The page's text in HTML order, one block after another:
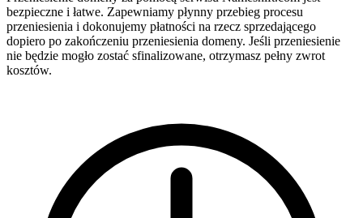
bezpieczne i łatwe. Zapewniamy płynny przebieg procesu
przeniesienia i dokonujemy płatności na rzecz sprzedającego
dopiero po zakończeniu przeniesienia domeny. Jeśli przeniesienie
nie będzie mogło zostać sfinalizowane, otrzymasz pełny zwrot
kosztów.